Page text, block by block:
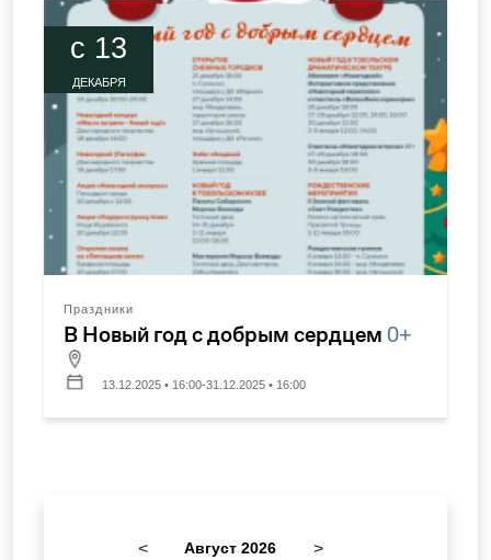
c 13
ДЕКАБРЯ
Праздники
В Новый год с добрым сердцем 0+
13.12.2025 • 16:00-31.12.2025 • 16:00
< Август 2026 >